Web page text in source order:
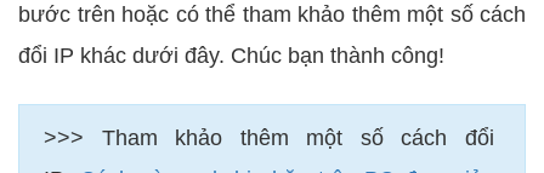
bước trên hoặc có thể tham khảo thêm một số cách
đổi IP khác dưới đây. Chúc bạn thành công!
>>> Tham khảo thêm một số cách đổi